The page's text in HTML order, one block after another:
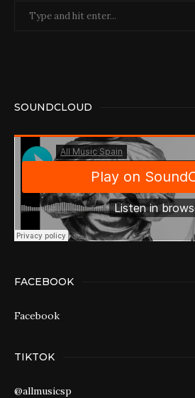
SOUNDCLOUD
FACEBOOK
Facebook
TIKTOK
@allmusicsp